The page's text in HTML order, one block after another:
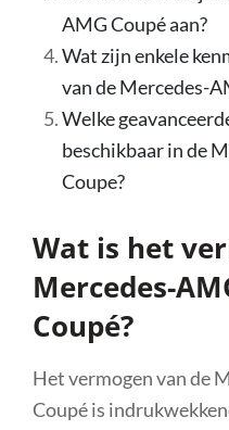
AMG Coupé aan?
Wat zijn enkele
van de Mercedes-
Welke
beschikbaar in de
Coupe?
Wat is het
Mercedes-
Coupé?
Het vermogen van de
Coupé is